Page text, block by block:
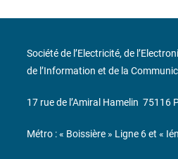
Société de l’Electricité, de
de l’Information et de la
17 rue de l’Amiral Hamelin 75116
Métro : « Boissière » Ligne 6 et «